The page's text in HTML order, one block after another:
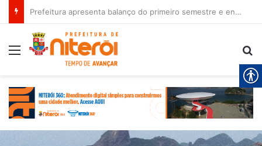
Prefeitura apresenta balanço do primeiro semestre e encaminha novos projetos à Câmara
Menu